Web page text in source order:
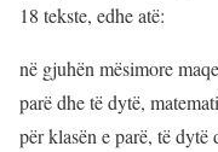
18 tekste, edhe atë:
në gjuhën mësimore
parë dhe të dytë,
për klasën e parë, të